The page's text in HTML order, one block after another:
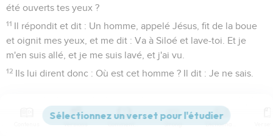
été ouverts tes yeux ?
11 Il répondit et dit : Un homme, appelé Jésus, fit de la boue
et oignit mes yeux, et me dit : Va à Siloé et lave-toi. Et je
m'en suis allé, et je me suis lavé, et j'ai vu.
12 Ils lui dirent donc : Où est cet homme ? Il dit : Je ne sais.
Les Pharisiens interrogent l'aveugle guéri
Ils amenèrent aux pharisiens celui qui auparavant avait été
Versions Commentaires Strong